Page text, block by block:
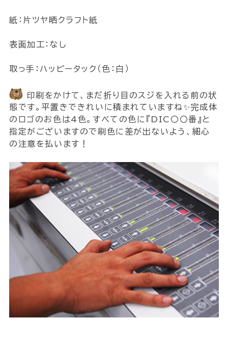
紙：片ツヤ晒クラフト紙
表面加工：なし
取っ手：ハッピータック（色：白）
印刷をかけて、まだ折り目のスジを入れる前の状
態です。平置きできれいに積まれていますね✨完成体
のロゴのお色は4色。すべての色に『DIC〇〇番』と
指定がございますので刷色に差が出ないよう、細心
の注意を払います！